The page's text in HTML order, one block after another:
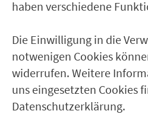
Aufstellung der NightLiner
während der
– Gültig ab 12.12.2021 - Stand:
haben verschiedene
Die Einwilligung in die
notwenigen Cookies
widerrufen. Weitere
uns eingesetzten Cookies
Datenschutzerklärung.